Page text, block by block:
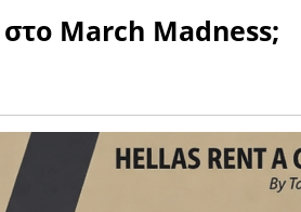
March Madness;